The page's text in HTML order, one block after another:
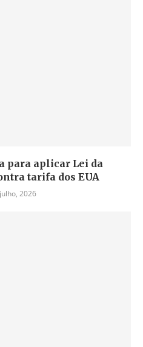
para aplicar Lei da
tarifa dos EUA
2026